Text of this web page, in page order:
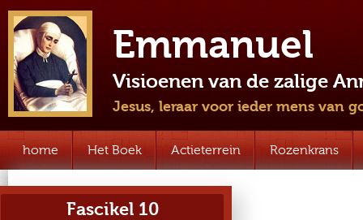
Emmanuel
Visioenen van de zalige
Jesus, leraar voor ieder mens van
home Het Boek Actieterrein Rozenkrans
Fascikel 10